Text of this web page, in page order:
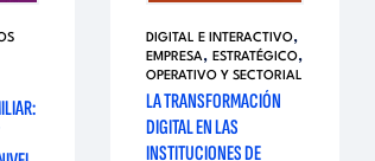
DIGITAL E INTERACTIVO,
EMPRESA, ESTRATÉGICO,
OPERATIVO Y SECTORIAL
LA TRANSFORMACIÓN
DIGITAL EN LAS
INSTITUCIONES DE